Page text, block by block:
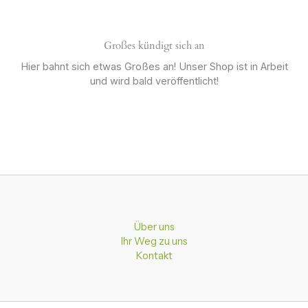
Großes kündigt sich an
Hier bahnt sich etwas Großes an! Unser Shop ist in Arbeit
und wird bald veröffentlicht!
Über uns
Ihr Weg zu uns
Kontakt